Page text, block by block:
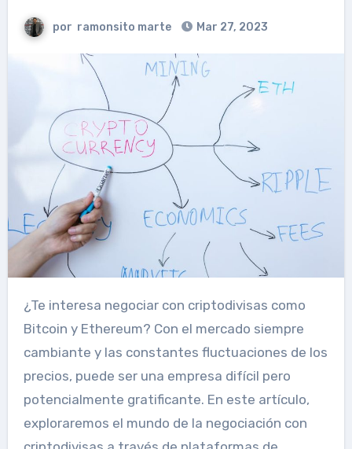
por ramonsito marte Mar 27, 2023
¿Te interesa negociar con criptodivisas como
Bitcoin y Ethereum? Con el mercado siempre
cambiante y las constantes fluctuaciones de los
precios, puede ser una empresa difícil pero
potencialmente gratificante. En este artículo,
exploraremos el mundo de la negociación con